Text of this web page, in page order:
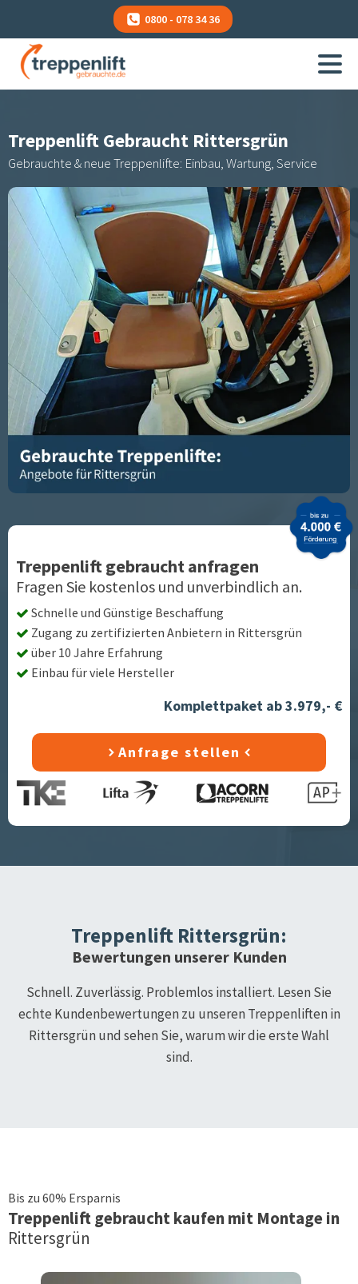
0800 - 078 34 36
Treppenlift Gebraucht Rittersgrün
Gebrauchte & neue Treppenlifte: Einbau, Wartung, Service
Treppenlift gebraucht anfragen
Fragen Sie kostenlos und unverbindlich an.
Schnelle und Günstige Beschaffung
Zugang zu zertifizierten Anbietern in Rittersgrün
über 10 Jahre Erfahrung
Einbau für viele Hersteller
Komplettpaket ab 3.979,- €
Anfrage stellen
Treppenlift Rittersgrün:
Bewertungen unserer Kunden
Schnell. Zuverlässig. Problemlos installiert. Lesen Sie
echte Kundenbewertungen zu unseren Treppenliften in
Rittersgrün und sehen Sie, warum wir die erste Wahl
sind.
Bis zu 60% Ersparnis
Treppenliftgebraucht kaufen mit Montage in
Rittersgrün